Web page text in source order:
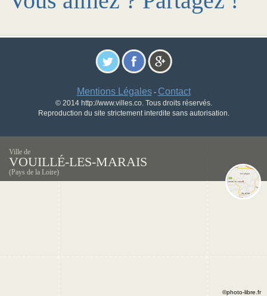
Mentions Légales- Contact
© 2014 http://www.villes.co. Tous droits réservés.
Reproduction du site strictement interdite sans autorisation.
Ville de
VOUILLÉ-LES-MARAIS
(Pays de la Loire)
©photo-libre.fr